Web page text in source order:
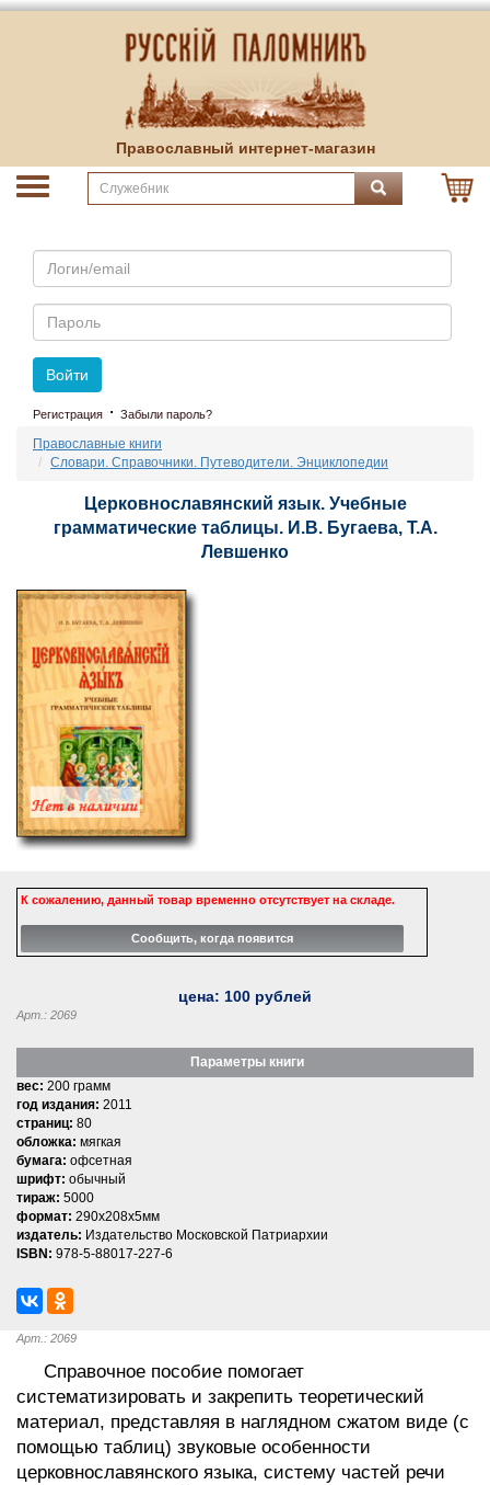
Православный интернет-магазин
Email
Пароль
Войти
Регистрация · Забыли пароль?
Православные книги
Словари. Справочники. Путеводители. Энциклопедии
Церковнославянский язык. Учебные
грамматические таблицы. И.В. Бугаева, Т.А.
Левшенко
К сожалению, данный товар временно отсутствует на складе.
цена: 100 рублей
Арт.: 2069
Параметры книги
вес: 200 грамм
год издания: 2011
страниц: 80
обложка: мягкая
бумага: офсетная
шрифт: обычный
тираж: 5000
формат: 290x208x5мм
издатель: Издательство Московской Патриархии
ISBN: 978-5-88017-227-6
Арт.: 2069
Справочное пособие помогает
систематизировать и закрепить теоретический
материал, представляя в наглядном сжатом виде (с
помощью таблиц) звуковые особенности
церковнославянского языка, систему частей речи